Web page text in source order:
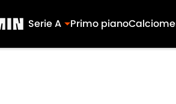
Serie A Primo piano